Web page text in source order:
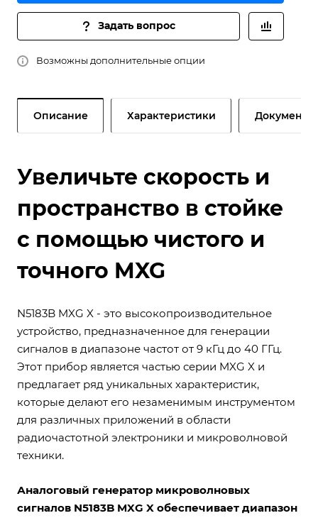
Задать вопрос
Возможны дополнительные опции
Описание Характеристики Документы
Увеличьте скорость и
пространство в стойке
с помощью чистого и
точного MXG
N5183B MXG X - это высокопроизводительное
устройство, предназначенное для генерации
сигналов в диапазоне частот от 9 кГц до 40 ГГц.
Этот прибор является частью серии MXG X и
предлагает ряд уникальных характеристик,
которые делают его незаменимым инструментом
для различных приложений в области
радиочастотной электроники и микроволновой
техники.
Аналоговый генератор микроволновых
сигналов N5183B MXG X обеспечивает диапазон